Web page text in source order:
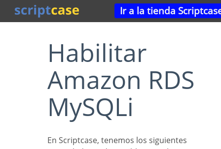
Ir a la tienda
Habilitar
Amazon RDS
MySQLi
En Scriptcase, tenemos los siguientes